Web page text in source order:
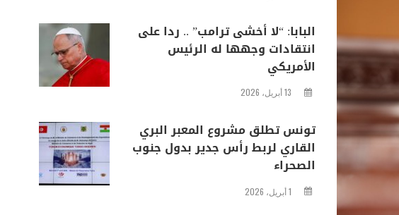
البابا: “لا أخشى ترامب” .. ردا على
انتقادات وجهها له الرئيس
الأمريكي
13 أبريل، 2026
تونس تطلق مشروع المعبر البري
القاري لربط رأس جدير بدول جنوب
الصحراء
1 أبريل، 2026